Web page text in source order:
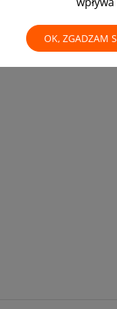
OK, ZGADZAM
do